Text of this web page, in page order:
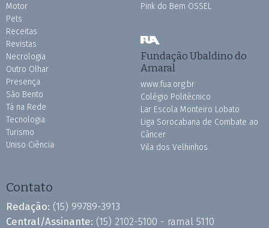
Motor
Pets
Receitas
Revistas
Necrologia
Outro Olhar
Presença
São Bento
Tá na Rede
Tecnologia
Turismo
Uniso Ciência
Pink do Bem OSSEL
Fundação Ubaldino do
Amaral
www.fua.org.br
Colégio Politécnico
Lar Escola Monteiro Lobato
Liga Sorocabana de Combate ao
Câncer
Vila dos Velhinhos
Contato
Redação: (15) 99789-3913
Central/Assinante: (15) 2102-5100 - ramal 5110